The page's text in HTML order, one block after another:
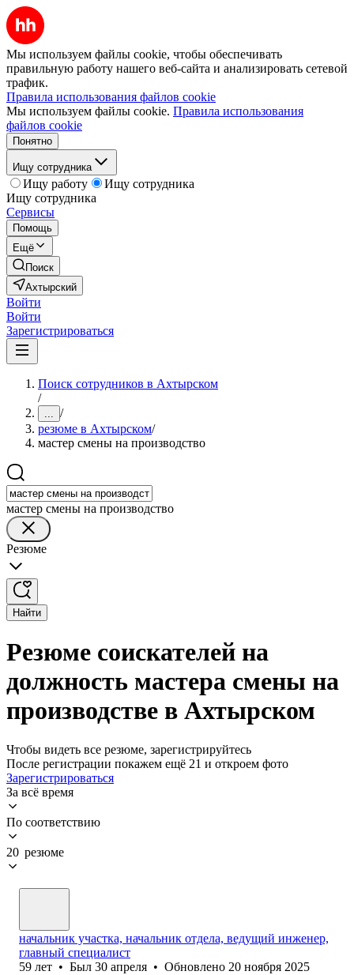
Мы используем файлы cookie, чтобы обеспечивать
правильную работу нашего веб-сайта и анализировать сетевой
трафик.
Правила использования файлов cookie
Мы используем файлы cookie. Правила использования
файлов cookie
Понятно
Ищу сотрудника
Ищу работу
Ищу сотрудника
Ищу сотрудника
Сервисы
Помощь
Ещё
Поиск
Ахтырский
Войти
Войти
Зарегистрироваться
Поиск сотрудников в Ахтырском
/
... /
резюме в Ахтырском/
мастер смены на производство
мастер смены на производство
Резюме
Найти
Резюме соискателей на
должность мастера смены на
производстве в Ахтырском
Чтобы видеть все резюме, зарегистрируйтесь
После регистрации покажем ещё 21 и откроем фото
Зарегистрироваться
За всё время
По соответствию
20 резюме
начальник участка, начальник отдела, ведущий инженер,
главный специалист
59 лет • Был 30 апреля • Обновлено 20 ноября 2025